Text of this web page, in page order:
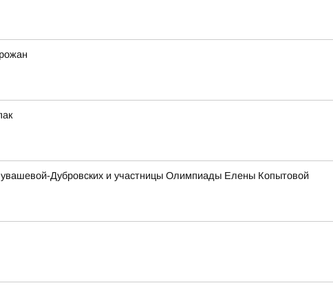
Дубровских и участницы Олимпиады Елены Копытовой